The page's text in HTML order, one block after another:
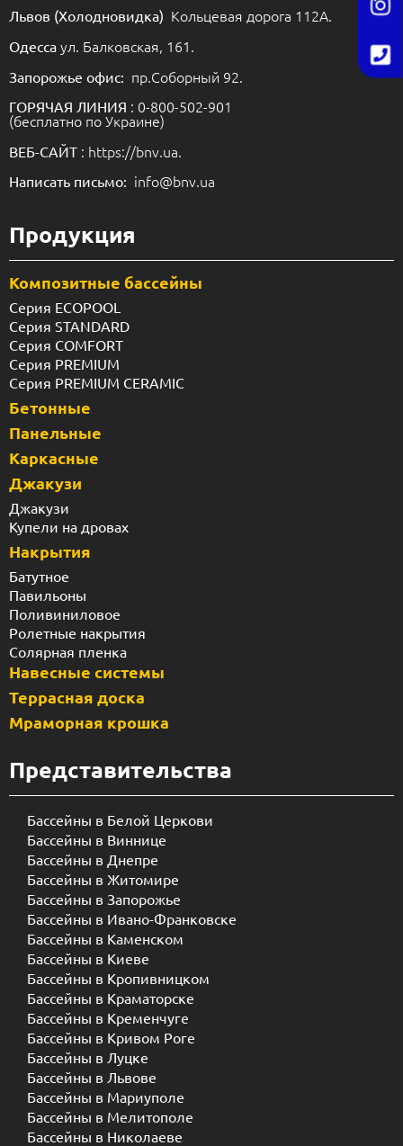
Львов (Холодновидка) Кольцевая дорога 112А.
Одесса ул. Балковская, 161.
Запорожье офис: пр.Соборный 92.
ГОРЯЧАЯ ЛИНИЯ : 0-800-502-901
(бесплатно по Украине)
ВЕБ-САЙТ : https://bnv.ua.
Написать письмо: info@bnv.ua
Продукция
Композитные бассейны
Серия ECOPOOL
Серия STANDARD
Серия COMFORT
Серия PREMIUM
Серия PREMIUM CERAMIC
Бетонные
Панельные
Каркасные
Джакузи
Джакузи
Купели на дровах
Накрытия
Батутное
Павильоны
Поливиниловое
Ролетные накрытия
Солярная пленка
Навесные системы
Террасная доска
Мраморная крошка
Представительства
Бассейны в Белой Церкови
Бассейны в Виннице
Бассейны в Днепре
Бассейны в Житомире
Бассейны в Запорожье
Бассейны в Ивано-Франковске
Бассейны в Каменском
Бассейны в Киеве
Бассейны в Кропивницком
Бассейны в Краматорске
Бассейны в Кременчуге
Бассейны в Кривом Роге
Бассейны в Луцке
Бассейны в Львове
Бассейны в Мариуполе
Бассейны в Мелитополе
Бассейны в Николаеве